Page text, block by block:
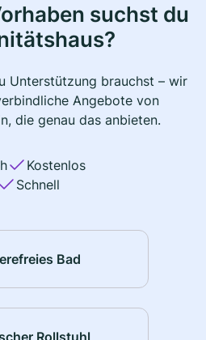
suchst du
Unterstützung brauchst – wir
Angebote von
die genau das anbieten.
Kostenlos
Schnell
Bad
Rollstuhl